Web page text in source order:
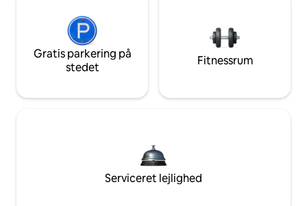
Gratis parkering på
stedet
Fitnessrum
Serviceret lejlighed